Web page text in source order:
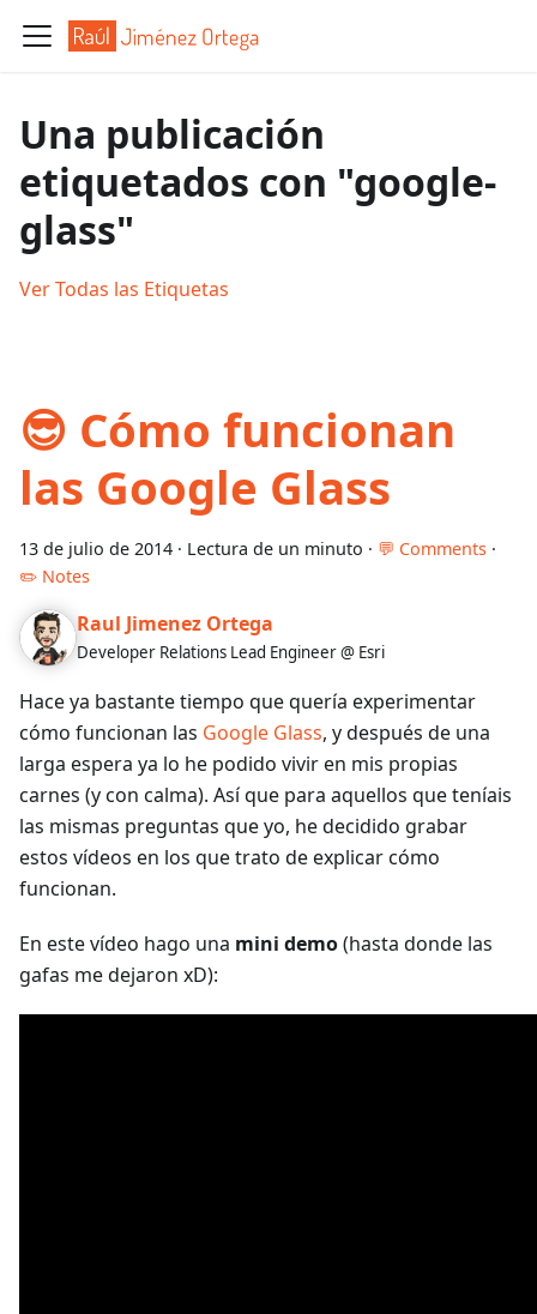
Una publicación
etiquetados con "google-
glass"
Ver Todas las Etiquetas
😎 Cómo funcionan
las Google Glass
13 de julio de 2014 · Lectura de un minuto · 💬 Comments ·
✏️ Notes
Raul Jimenez Ortega
Developer Relations Lead Engineer @ Esri
Hace ya bastante tiempo que quería experimentar
cómo funcionan las Google Glass, y después de una
larga espera ya lo he podido vivir en mis propias
carnes (y con calma). Así que para aquellos que teníais
las mismas preguntas que yo, he decidido grabar
estos vídeos en los que trato de explicar cómo
funcionan.
En este vídeo hago una mini demo(hasta donde las
gafas me dejaron xD):